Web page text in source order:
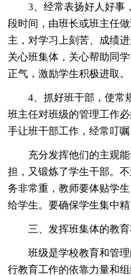
3、经常表扬好人好事
段时间，由班长或班主任
主，对学习上刻苦、成绩
关心班集体，关心帮助同
正气，激励学生积极进取。
4、抓好班干部，使常
班主任对班级的管理工作
手让班干部工作，经常叮嘱
充分发挥他们的主观
担，又锻炼了学生干部。
务非常重，教师要体贴学
给学生。要确保学生集中精
三、发挥班集体的教
班级是学校教育和管
行教育工作的依靠力量和